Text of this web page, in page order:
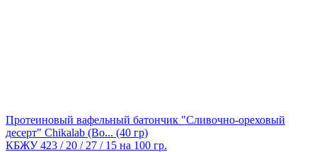
Протеиновый вафельный батончик "Сливочно-ореховый
десерт" Chikalab (Bo... (40 гр)
КБЖУ 423 / 20 / 27 / 15 на 100 гр.